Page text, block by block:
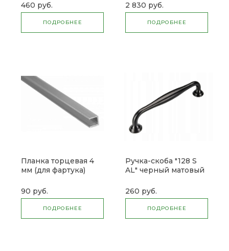
460 руб.
ПОДРОБНЕЕ
2 830 руб.
ПОДРОБНЕЕ
Планка торцевая 4
мм (для фартука)
90 руб.
ПОДРОБНЕЕ
Ручка-скоба "128 S
AL" черный матовый
260 руб.
ПОДРОБНЕЕ